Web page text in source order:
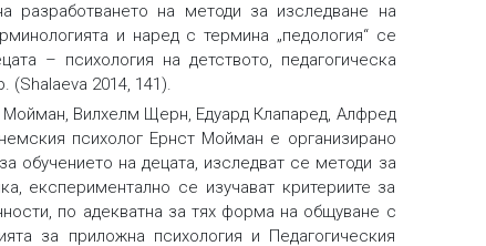
разработването на методи за изследване на
и наред с термина „педология“ се
– психология на детството, педагогическа
(Shalaeva 2014, 141).
Мойман, Вилхелм Щерн, Едуард Клапаред, Алфред
психолог Ернст Мойман е организирано
обучението на децата, изследват се методи за
експериментално се изучават критериите за
по адекватна за тях форма на общуване с
за приложна психология и Педагогическия